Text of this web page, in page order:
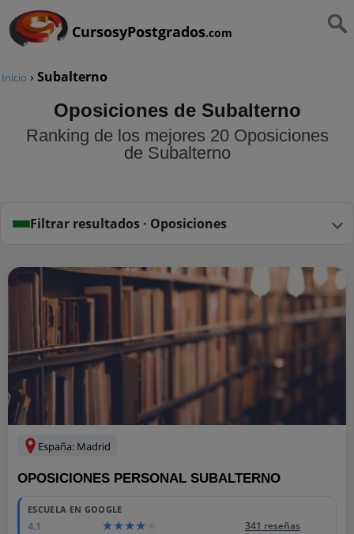
CursosyPostgrados.com
Inicio › Subalterno
Oposiciones de Subalterno
Ranking de los mejores 20 Oposiciones
de Subalterno
Filtrar resultados · Oposiciones
España: Madrid
OPOSICIONES PERSONAL SUBALTERNO
ESCUELA EN GOOGLE
4.1 341 reseñas